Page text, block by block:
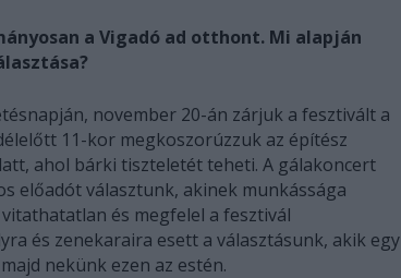
a Vigadó ad otthont. Mi alapján
november 20-án zárjuk a fesztivált a
11-kor megkoszorúzzuk az építész
ahol bárki tiszteletét teheti. A gálakoncert
előadót választunk, akinek munkássága
és megfelel a fesztivál
és zenekaraira esett a választásunk, akik egy
nekünk ezen az estén.